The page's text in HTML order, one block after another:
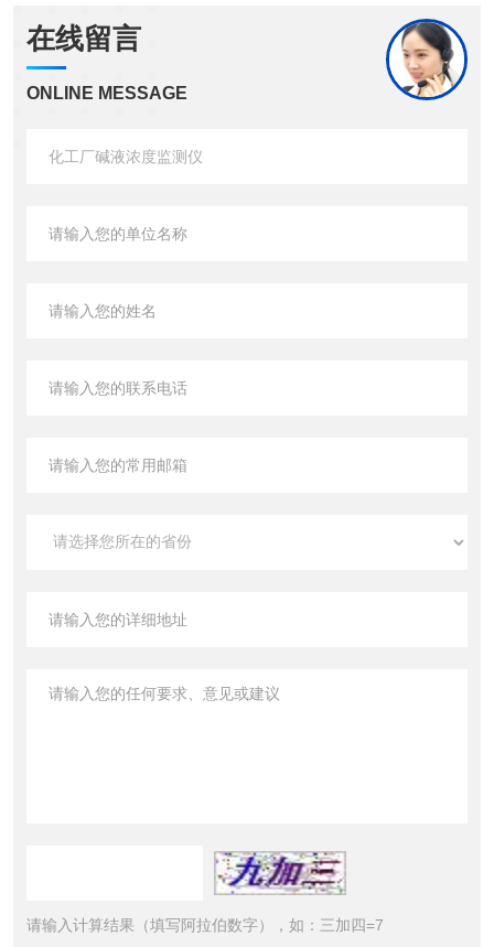
在线留言
ONLINE MESSAGE
请输入计算结果（填写阿拉伯数字），如：三加四=7